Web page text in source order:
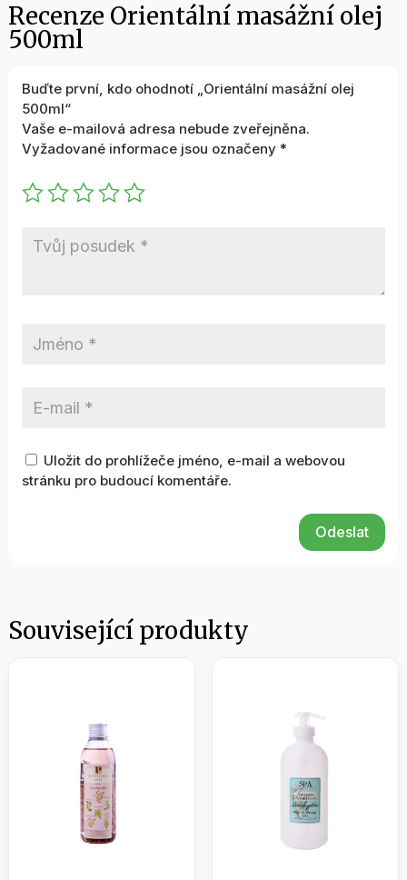
Recenze Orientální masážní olej
500ml
Buďte první, kdo ohodnotí „Orientální masážní olej
500ml“
Vaše e-mailová adresa nebude zveřejněna.
Vyžadované informace jsou označeny *
Uložit do prohlížeče jméno, e-mail a webovou
stránku pro budoucí komentáře.
Odeslat
Související produkty